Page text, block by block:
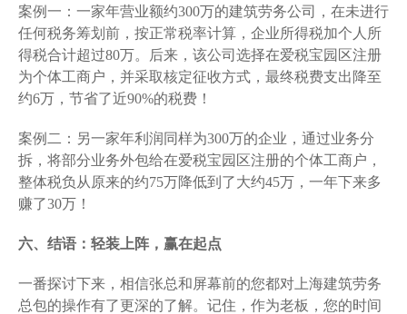
案例一：一家年营业额约300万的建筑劳务公司，在未进行
任何税务筹划前，按正常税率计算，企业所得税加个人所
得税合计超过80万。后来，该公司选择在爱税宝园区注册
为个体工商户，并采取核定征收方式，最终税费支出降至
约6万，节省了近90%的税费！
案例二：另一家年利润同样为300万的企业，通过业务分
拆，将部分业务外包给在爱税宝园区注册的个体工商户，
整体税负从原来的约75万降低到了大约45万，一年下来多
赚了30万！
六、结语：轻装上阵，赢在起点
一番探讨下来，相信张总和屏幕前的您都对上海建筑劳务
总包的操作有了更深的了解。记住，作为老板，您的时间